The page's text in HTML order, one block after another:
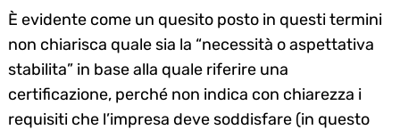
È evidente come un quesito posto in questi termini
non chiarisca quale sia la “necessità o aspettativa
stabilita” in base alla quale riferire una
certificazione, perché non indica con chiarezza i
requisiti che l’impresa deve soddisfare (in questo